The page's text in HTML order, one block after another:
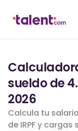
sueldo de
2026
Calcula tu
de IRPF y cargas